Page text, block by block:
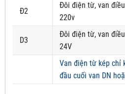
Đ2
Đôi điện từ, van
220v
D3
Đôi điện từ, van
24V
Van điện từ kép chỉ
đầu cuối van DN